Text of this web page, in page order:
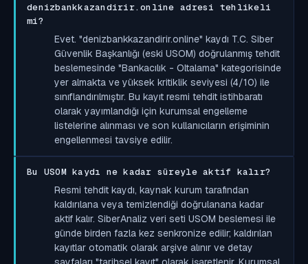
denizbankkazandirir.online adresi tehlikeli
mi?
Evet. "denizbankkazandirir.online" kaydı T.C. Siber
Güvenlik Başkanlığı (eski USOM) doğrulanmış tehdit
beslemesinde "Bankacılık - Oltalama" kategorisinde
yer almakta ve yüksek kritiklik seviyesi (4/10) ile
sınıflandırılmıştır. Bu kayıt resmi tehdit istihbaratı
olarak yayımlandığı için kurumsal engelleme
listelerine alınması ve son kullanıcıların erişiminin
engellenmesi tavsiye edilir.
Bu USOM kaydı ne kadar süreyle aktif kalır?
Resmi tehdit kaydı, kaynak kurum tarafından
kaldırılana veya temizlendiği doğrulanana kadar
aktif kalır. SiberAnaliz veri seti USOM beslemesi ile
günde birden fazla kez senkronize edilir; kaldırılan
kayıtlar otomatik olarak arşive alınır ve detay